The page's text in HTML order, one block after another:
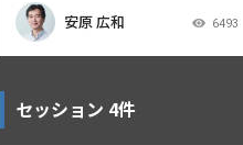
ャパンの安原広和が人間の持つ「本
能」から読み解いていく、プレイヤ
ーが「楽しい！」…
安原 広和 6493
セッション 4件